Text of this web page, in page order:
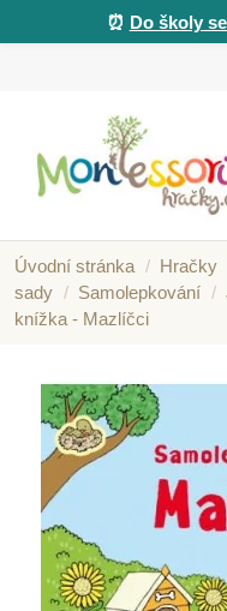
⏰ Do školy
Úvodní stránka Hračky
sady
Samolepkování
knížka - Mazlíčci